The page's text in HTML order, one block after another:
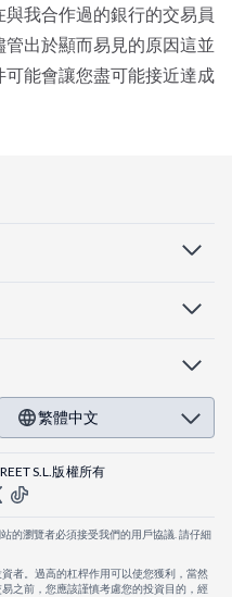
我合作過的銀行的交易員
出於顯而易見的原因這並
能會讓您盡可能接近達成
繁體中文
S.L.版權所有
的瀏覽者必須接受我們的用戶協議. 請仔細
者。過高的杠桿作用可以使您獲利，當然
之前，您應該謹慎考慮您的投資目的，經